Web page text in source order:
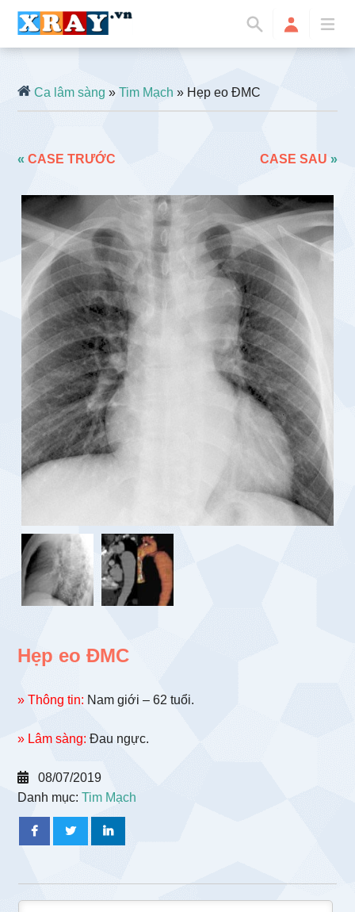
Ca lâm sàng »Tim Mạch » Hẹp eo ĐMC
«CASE TRƯỚC CASE SAU »
Hẹp eo ĐMC
» Thông tin: Nam giới – 62 tuổi.
» Lâm sàng: Đau ngực.
08/07/2019
Danh mục:Tim Mạch